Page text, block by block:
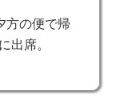
方の便で帰
出席。